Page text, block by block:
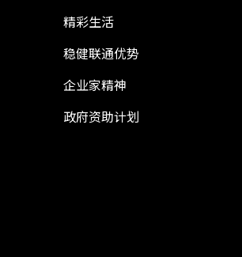
精彩生活
稳健联通优势
企业家精神
政府资助计划